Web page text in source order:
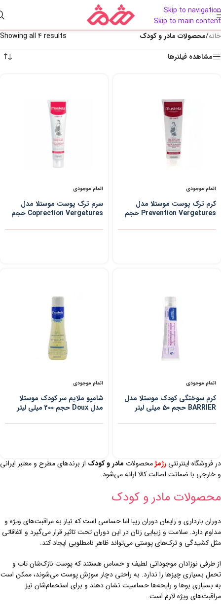
Skip to navigation
Skip to main content
خانه/محصولات مادر و کودک
Showing all 4 results
مشاهده فیلترها
اتمام موجودی
کرم ترک پوست موستلا مدل
Prevention Vergetures حجم
اتمام موجودی
سرم ترک پوست موستلا مدل
Coprection Vergetures حجم
اتمام موجودی
کرم سوختگی کودک موستلا مدل
BARRIER حجم 50 میلی لیتر
اتمام موجودی
شامپو ملایم سر کودک موستلا
مدل Doux حجم 200 میلی لیتر
در فروشگاه اینترنتی رژمژمحصولات مادر و کودک از برندهای مطرح و معتبر ایرانی
و خارجی با ضمانت اصالت کالا ارائه می‌شود.
محصولات مادر و کودک
دوران بارداری و زایمان دوران زیبا اما حساسی است که نیاز به مراقبت‌های ویژه و
مداوم دارد. سلامت و زیبایی زنان در این دوران تحت تاثیر قرار می‌گیرد و اتفاقاتی
مثل کشیدگی و ترک‌های پوستی می‌تواند ظاهر نامطلوبی ایجاد کند.
از طرفی نوزادان موجوداتی لطیف و حساس هستند که پوست نازک‌شان تاب و
تحمل بسیاری چیزها را ندارد. به راحتی دچار سوزش پوست می‌شوند، ممکن است
به بسیاری بوها و رایحه‌ها حساسیت نشان دهند و برای استحمام‌شان نیز
مراقبت‌های ویژه لازم است.